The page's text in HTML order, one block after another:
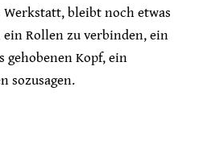
bleibt noch etwas
Rollen zu verbinden, ein
gehobenen Kopf, ein
sozusagen.